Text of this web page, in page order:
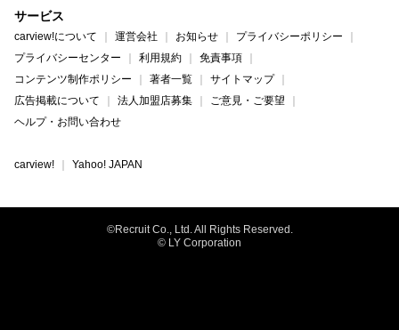
サービス
carview!について 運営会社 お知らせ
プライバシーポリシー
プライバシーセンター
利用規約
免責事項
コンテンツ制作ポリシー
著者一覧
サイトマップ
広告掲載について
法人加盟店募集
ご意見・ご要望
ヘルプ・お問い合わせ
carview! Yahoo! JAPAN
©Recruit Co., Ltd. All Rights Reserved.
© LY Corporation